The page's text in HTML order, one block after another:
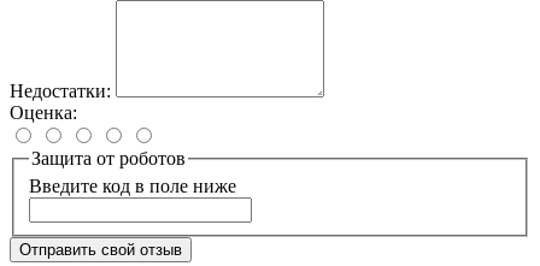
Недостатки:
Оценка:
Защита от роботов
Введите код в поле ниже
Отправить свой отзыв